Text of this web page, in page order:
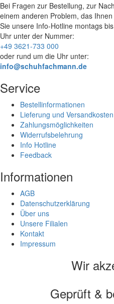
Bei Fragen zur Bestellung, zur
einem anderen Problem, das
Sie unsere Info-Hotline montags
Uhr unter der Nummer:
+49 3621-733 000
oder rund um die Uhr unter:
info@schuhfachmann.de
Service
Bestellinformationen
Lieferung und Versandkosten
Zahlungsmöglichkeiten
Widerrufsbelehrung
Info Hotline
Feedback
Informationen
AGB
Datenschutzerklärung
Über uns
Unsere Filialen
Kontakt
Impressum
Wir
Geprüft &